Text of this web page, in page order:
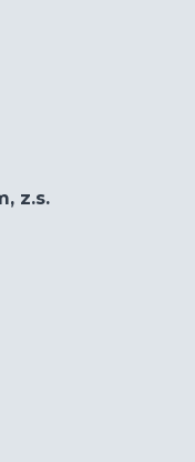
z.s.